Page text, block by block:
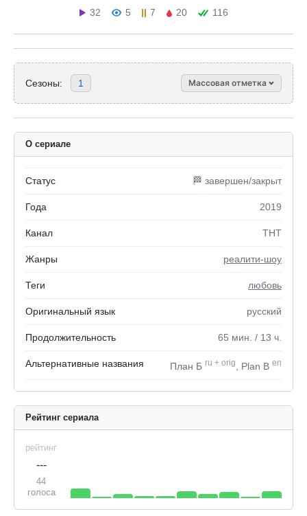
32
5 7 20 116
Сезоны: 1 Массовая отметка
О сериале
Статус 🏁 завершен/закрыт
Года 2019
Канал ТНТ
Жанры реалити-шоу
Теги любовь
Оригинальный язык русский
Продолжительность 65 мин. / 13 ч.
Альтернативные названия План Б ru + orig , Plan B en
Рейтинг сериала
рейтинг
---
44
голоса